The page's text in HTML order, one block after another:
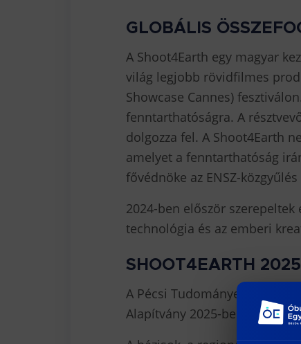
GLOBÁLIS
A Shoot4Earth egy magyar
világ legjobb rövidfilmes
Showcase Cannes)
fenntarthatóságra. A
dolgozza fel. A Shoot4Earth
amelyet a fenntarthatóság
fővédnöke az ENSZ-
2024-ben először
technológia és az emberi
SHOOT4EARTH 2025
A Pécsi Tudományegyetem
Alapítvány 2025-ben is